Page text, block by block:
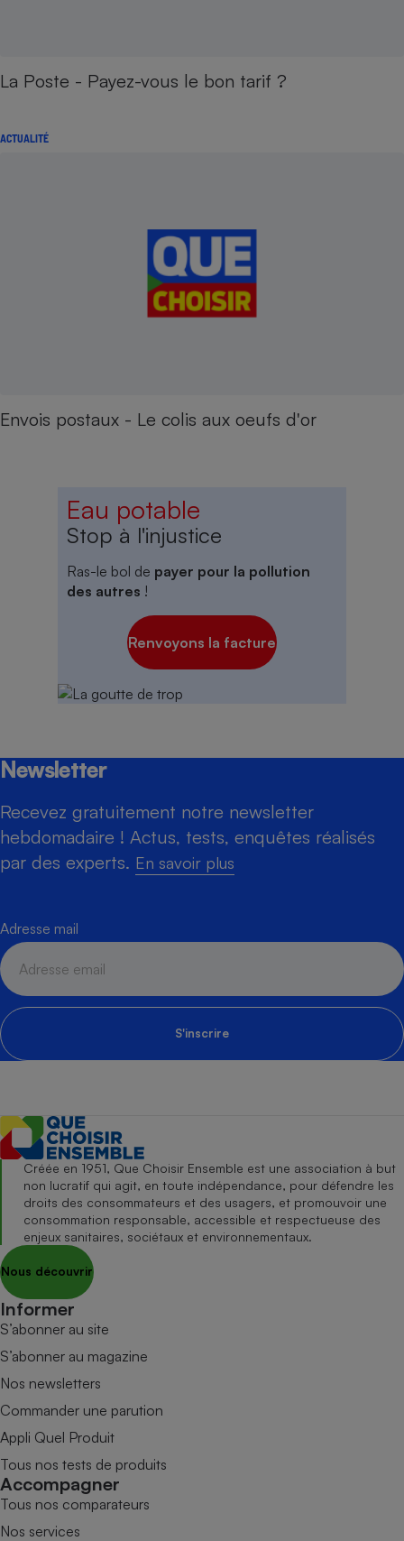
La Poste - Payez-vous le bon tarif ?
ACTUALITÉ
Envois postaux - Le colis aux oeufs d'or
Eau potable
Stop à l'injustice
Ras-le bol de payer pour la pollution
des autres !
Renvoyons la facture
Newsletter
Recevez gratuitement notre newsletter
hebdomadaire ! Actus, tests, enquêtes réalisés
par des experts. En savoir plus
Adresse mail
S'inscrire
Créée en 1951, Que Choisir Ensemble est une association à but
non lucratif qui agit, en toute indépendance, pour défendre les
droits des consommateurs et des usagers, et promouvoir une
consommation responsable, accessible et respectueuse des
enjeux sanitaires, sociétaux et environnementaux.
Nous découvrir
Informer
S’abonner au site
S’abonner au magazine
Nos newsletters
Commander une parution
Appli Quel Produit
Tous nos tests de produits
Accompagner
Tous nos comparateurs
Nos services